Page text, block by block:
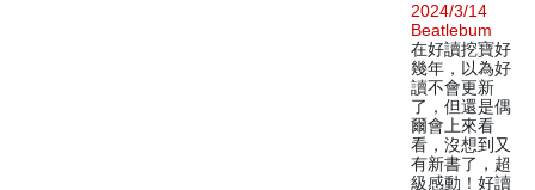
2024/3/14
Beatlebum
在好讀挖寶好
幾年，以為好
讀不會更新
了，但還是偶
爾會上來看
看，沒想到又
有新書了，超
級感動！好讀